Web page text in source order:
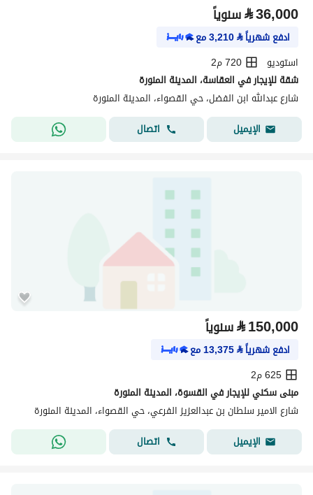
⃁36,000 سنوياً
ادفع شهرياً⃁
3,210مع
استوديو
720 م2
شقة للإيجار في العقاسة، المدينة المنورة
شارع عبدالله ابن الفضل، حي القصواء، المدينة المنورة
الإيميل
اتصال
⃁150,000 سنوياً
ادفع شهرياً⃁
13,375مع
625 م2
مبنى سكني للإيجار في القسوة، المدينة المنورة
شارع الامير سلطان بن عبدالعزيز الفرعي، حي القصواء، المدينة المنورة
الإيميل
اتصال